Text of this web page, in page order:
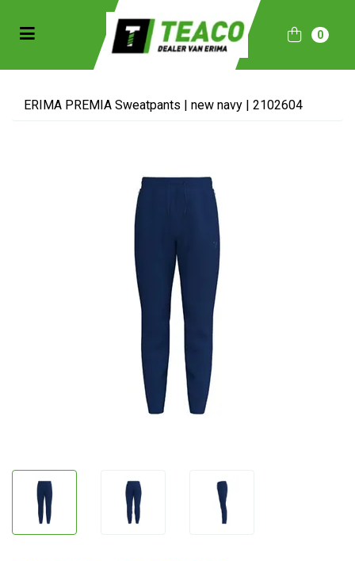
(Sportkleding)
(Collecties)
Toggle navigation 0
ERIMA PREMIA Sweatpants | new navy | 2102604